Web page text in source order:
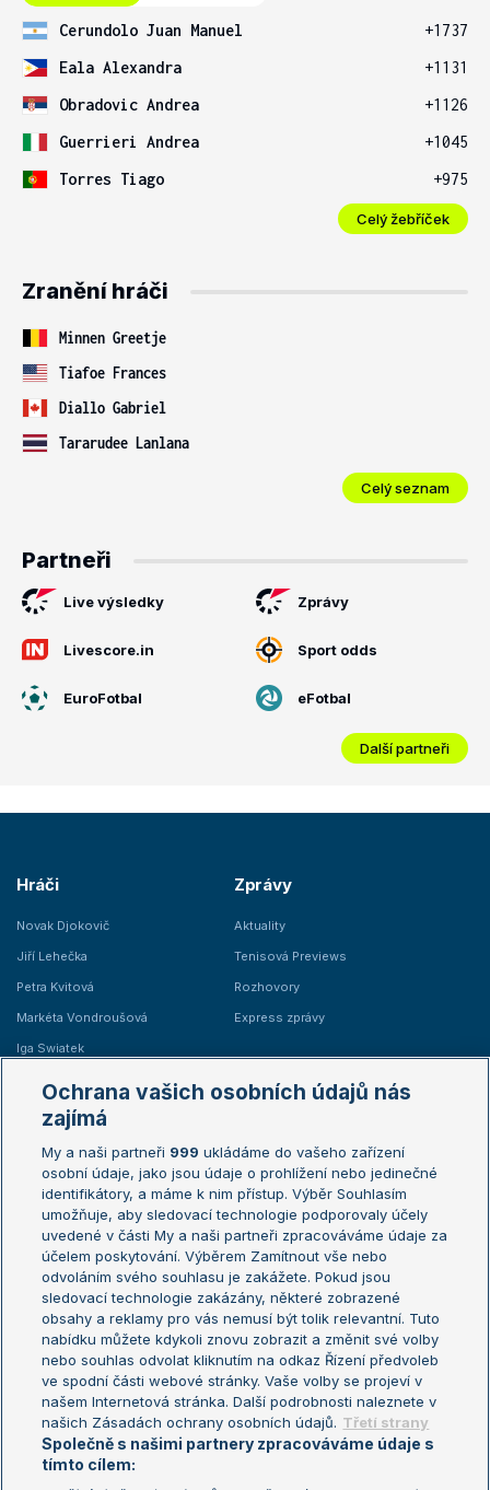
Cerundolo Juan Manuel
+1737
Eala Alexandra
+1131
Obradovic Andrea
+1126
Guerrieri Andrea
+1045
Torres Tiago
+975
Celý žebříček
Zranění hráči
Minnen Greetje
Tiafoe Frances
Diallo Gabriel
Tararudee Lanlana
Celý seznam
Partneři
Live výsledky Zprávy
Livescore.in Sport odds
EuroFotbal eFotbal
Další partneři
Hráči
Novak Djokovič
Jiří Lehečka
Petra Kvitová
Markéta Vondroušová
Iga Swiatek
Zprávy
Aktuality
Tenisová Previews
Rozhovory
Express zprávy
Žebříčky
Žebříček ATP (muži)
Žebříček WTA (ženy)
Sázkařský žebříček
Australian Open
French Open
Wimbledon
US Open
Turnaj mistrů
Turnaj mistryň
Aktualní trendy
Fotbalové přestupy
Livesport Daily
LS Prague Open
Ochrana vašich osobních údajů nás
zajímá
My a naši partneři 999 ukládáme do vašeho zařízení
osobní údaje, jako jsou údaje o prohlížení nebo jedinečné
identifikátory, a máme k nim přístup. Výběr Souhlasím
umožňuje, aby sledovací technologie podporovaly účely
uvedené v části My a naši partneři zpracováváme údaje za
účelem poskytování. Výběrem Zamítnout vše nebo
odvoláním svého souhlasu je zakážete. Pokud jsou
sledovací technologie zakázány, některé zobrazené
obsahy a reklamy pro vás nemusí být tolik relevantní. Tuto
nabídku můžete kdykoli znovu zobrazit a změnit své volby
nebo souhlas odvolat kliknutím na odkaz Řízení předvoleb
ve spodní části webové stránky. Vaše volby se projeví v
našem Internetová stránka. Další podrobnosti naleznete v
našich Zásadách ochrany osobních údajů. Třetí strany
Společně s našimi partnery zpracováváme údaje s
tímto cílem: